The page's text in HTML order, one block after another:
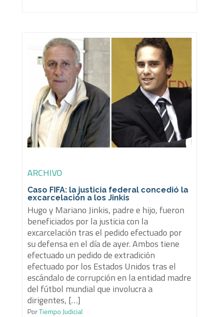
ARCHIVO
Caso FIFA: la justicia federal concedió la
excarcelación a los Jinkis
Hugo y Mariano Jinkis, padre e hijo, fueron
beneficiados por la justicia con la
excarcelación tras el pedido efectuado por
su defensa en el día de ayer. Ambos tiene
efectuado un pedido de extradición
efectuado por los Estados Unidos tras el
escándalo de corrupción en la entidad madre
del fútbol mundial que involucra a
dirigentes, […]
PorTiempo Judicial